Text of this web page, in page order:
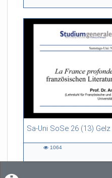
Sa-Uni SoSe 26 (13) Gelz
55:13 duration
1064